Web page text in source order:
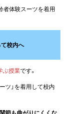
者体験スーツを着用
て校内へ
ぶ授業です。
ツ」を着用して校内